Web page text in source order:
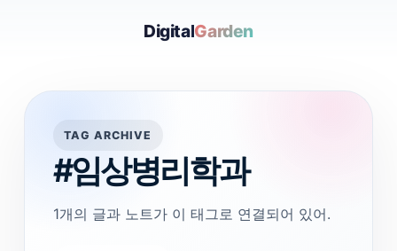
DigitalGarden
TAG ARCHIVE
#임상병리학과
1개의 글과 노트가 이 태그로 연결되어 있어.